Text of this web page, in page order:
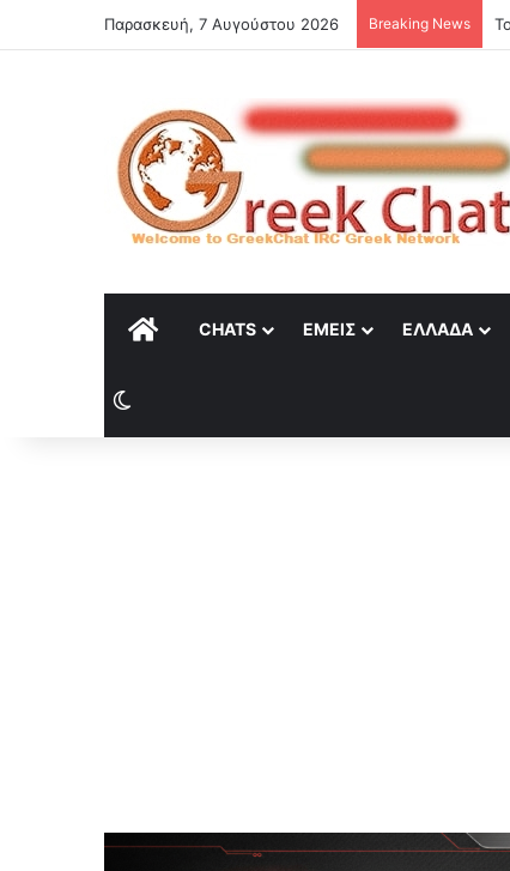
Παρασκευή, 7 Αυγούστου 2026 Breaking News
ΑΡΧΙΚΉCHATS ΕΜΕΊΣ ΕΛΛΆΔΑ